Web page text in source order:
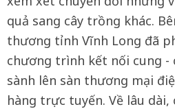
quả sang cây trồng khác.
thương tỉnh Vĩnh Long đã
chương trình kết nối cung -
sành lên sàn thương mại
hàng trực tuyến. Về lâu dài,